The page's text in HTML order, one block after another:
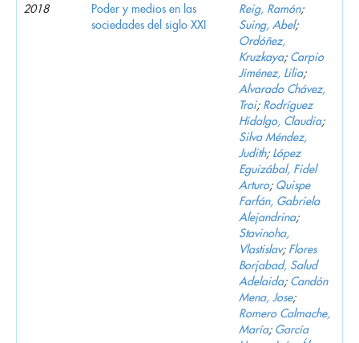
2018
Poder y medios en las
sociedades del siglo XXI
Reig, Ramón;
Suing, Abel;
Ordóñez,
Kruzkaya; Carpio
Jiménez, Lilia;
Alvarado Chávez,
Troi; Rodríguez
Hidalgo, Claudia;
Silva Méndez,
Judith; López
Eguizábal, Fidel
Arturo; Quispe
Farfán, Gabriela
Alejandrina;
Stavinoha,
Vlastislav; Flores
Borjabad, Salud
Adelaida; Candón
Mena, Jose;
Romero Calmache,
María; García